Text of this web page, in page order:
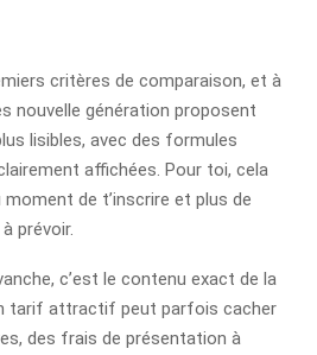
critères de comparaison, et à
nouvelle génération proposent
lisibles, avec des formules
affichées. Pour toi, cela
de t’inscrire et plus de
prévoir.
c’est le contenu exact de la
tarif attractif peut parfois cacher
des frais de présentation à